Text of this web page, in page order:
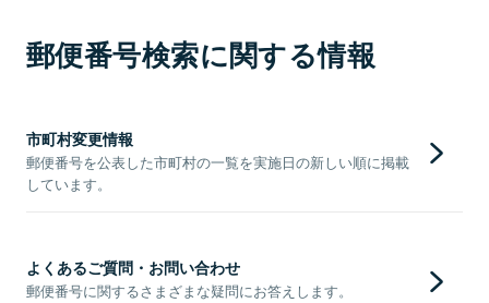
郵便番号検索に関する情報
市町村変更情報
郵便番号を公表した市町村の一覧を実施日の新しい順に掲載
しています。
よくあるご質問・お問い合わせ
郵便番号に関するさまざまな疑問にお答えします。